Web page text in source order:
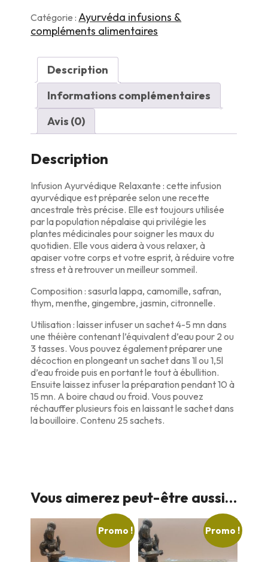
Catégorie :Ayurvéda infusions &
compléments alimentaires
Description
Informations complémentaires
Avis (0)
Description
Infusion Ayurvédique Relaxante : cette infusion
ayurvédique est préparée selon une recette
ancestrale très précise. Elle est toujours utilisée
par la population népalaise qui privilégie les
plantes médicinales pour soigner les maux du
quotidien. Elle vous aidera à vous relaxer, à
apaiser votre corps et votre esprit, à réduire votre
stress et à retrouver un meilleur sommeil.
Composition : sasurla lappa, camomille, safran,
thym, menthe, gingembre, jasmin, citronnelle.
Utilisation : laisser infuser un sachet 4-5 mn dans
une théière contenant l’équivalent d’eau pour 2 ou
3 tasses. Vous pouvez également préparer une
décoction en plongeant un sachet dans 1l ou 1,5l
d’eau froide puis en portant le tout à ébullition.
Ensuite laissez infuser la préparation pendant 10 à
15 mn. A boire chaud ou froid. Vous pouvez
réchauffer plusieurs fois en laissant le sachet dans
la bouilloire. Contenu 25 sachets.
Vous aimerez peut-être aussi…
Promo ! Promo !